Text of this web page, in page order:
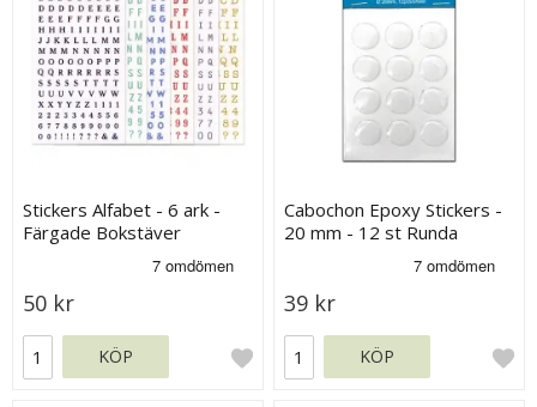
Stickers Alfabet - 6 ark -
Färgade Bokstäver
50 kr
KÖP
Cabochon Epoxy Stickers -
20 mm - 12 st Runda
39 kr
KÖP